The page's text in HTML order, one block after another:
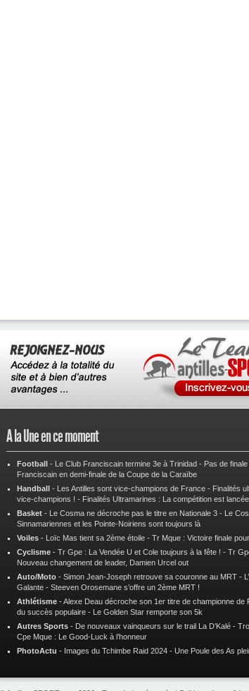
A la Une en ce moment
Football - Le Club Franciscain termine 3e à Trinidad - Pas de
Franciscain en demi-finale de la Coupe de la Caraïbe
Handball - Les Antilles sont vice-champions de France - Finalités
vice-champions ! - Finalités Ultramarines : La compétition est lancée
Basket - Le Cosma ne décroche pas le titre en Nationale 3 - Le
Sinnamariennes et les Pointe-Noiriens sont toujours là
Voiles - Loïc Mas tient sa 2ème étoile - Tr Mque : Victoire finale
Cyclisme - Tr Gpe : La Vendée U et Cole toujours à la fête ! - Tr
Nouveau changement de leader, Damien Urcel out
Auto/Moto - Simon Jean-Joseph retrouve sa couronne au MRT -
Galante - Steeven Orosemane s’offre un 2ème MRT !
Athlétisme -Alexe Deau décroche son 1er titre de championne de
du succès populaire - Le Golden Star remporte son 5k
Autres Sports - De nouveaux vainqueurs sur le trail La D’Kalé -
Cpe Mque : Le Good-Luck à l’honneur
PhotoActu - Images du Tchimbe Raid 2024 - Une Poule des As